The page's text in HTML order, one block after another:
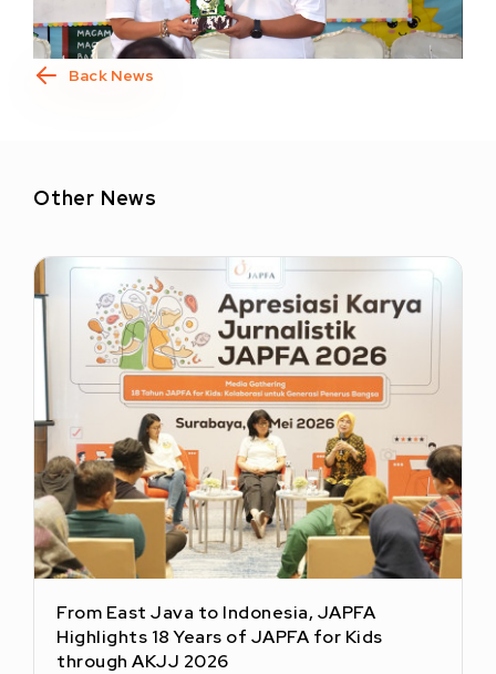
Back News
Other News
From East Java to Indonesia, JAPFA
Highlights 18 Years of JAPFA for Kids
through AKJJ 2026